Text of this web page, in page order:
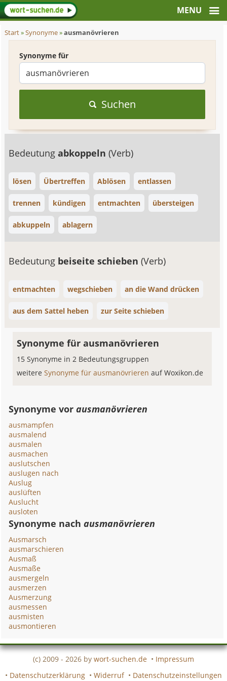
Start»Synonyme»ausmanövrieren
Synonyme für
Suchen
Bedeutungabkoppeln(Verb)
lösen Übertreffen Ablösen entlassen
trennen kündigen entmachten übersteigen
abkuppeln ablagern
Bedeutung beiseite schieben(Verb)
entmachten wegschieben an die Wand drücken
aus dem Sattel heben zur Seite schieben
Synonyme für ausmanövrieren
15 Synonyme in 2 Bedeutungsgruppen
weitereSynonyme für ausmanövrierenauf Woxikon.de
Synonyme vorausmanövrieren
ausmampfen
ausmalend
ausmalen
ausmachen
auslutschen
auslugen nach
Auslug
auslüften
Auslucht
ausloten
Synonyme nachausmanövrieren
Ausmarsch
ausmarschieren
Ausmaß
Ausmaße
ausmergeln
ausmerzen
Ausmerzung
ausmessen
ausmisten
ausmontieren
(c) 2009 - 2026 by wort-suchen.de • Impressum
• Datenschutzerklärung • Widerruf • Datenschutzeinstellungen